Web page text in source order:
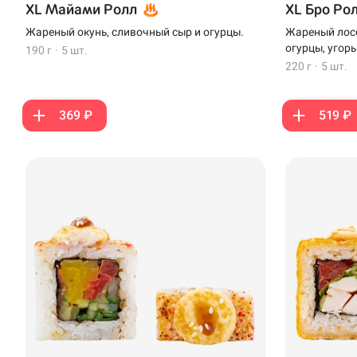
XL Майами Ролл
Жареный окунь, сливочный сыр и огурцы.
190 г · 5 шт.
369 ₽
XL Бро
Жареный
огурцы,
220 г · 5 шт.
519 ₽